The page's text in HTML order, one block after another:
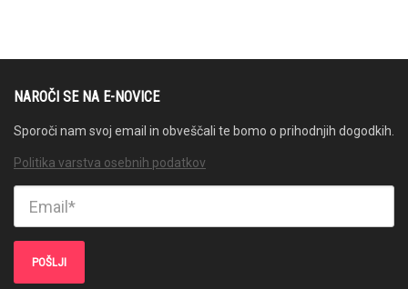
NAROČI SE NA E-NOVICE
Sporoči nam svoj email in obveščali te bomo o prihodnjih dogodkih.
Politika varstva osebnih podatkov